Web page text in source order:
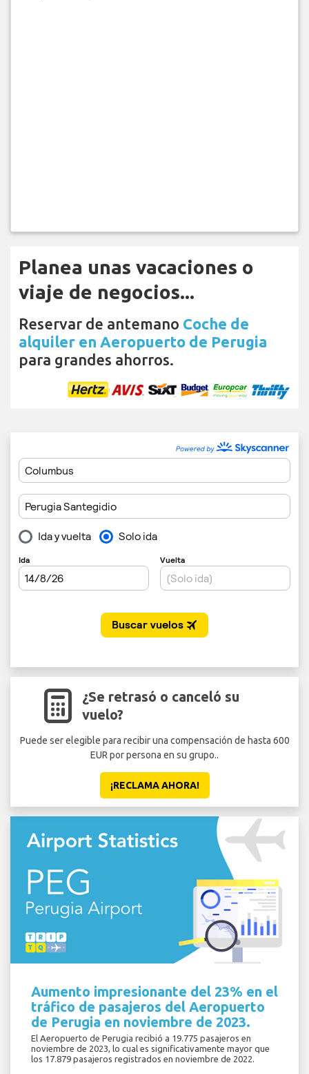
Planea unas vacaciones o
viaje de negocios...
Reservar de antemano Coche de
alquiler en Aeropuerto de Perugia
para grandes ahorros.
¿Se retrasó o canceló su
vuelo?
Puede ser elegible para recibir una compensación de hasta 600
EUR por persona en su grupo..
¡RECLAMA AHORA!
Aumento impresionante del 23% en el
tráfico de pasajeros del Aeropuerto
de Perugia en noviembre de 2023.
El Aeropuerto de Perugia recibió a 19.775 pasajeros en
noviembre de 2023, lo cual es significativamente mayor que
los 17.879 pasajeros registrados en noviembre de 2022.